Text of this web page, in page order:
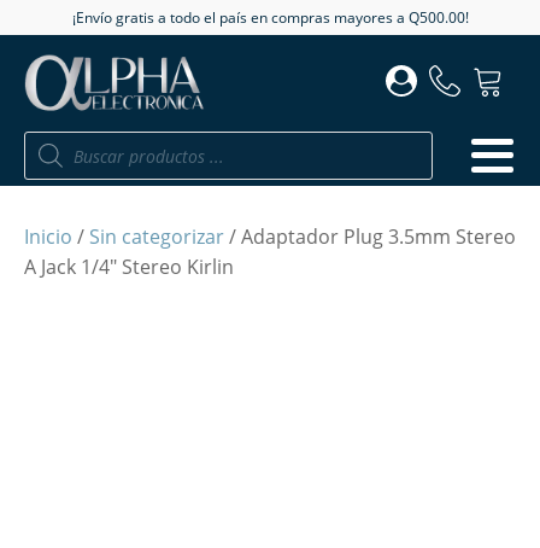
¡Envío gratis a todo el país en compras mayores a Q500.00!
Búsqueda
productos
Inicio / Sin categorizar/ Adaptador Plug 3.5mm Stereo
A Jack 1/4" Stereo Kirlin